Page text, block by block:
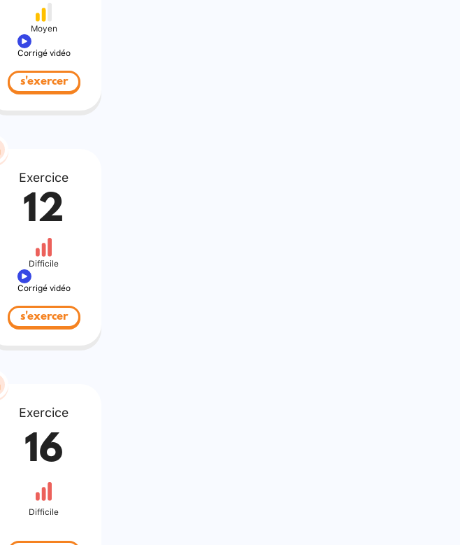
Moyen
Corrigé vidéo
s'exercer
Exercice
12
Difficile
Corrigé vidéo
s'exercer
Exercice
16
Difficile